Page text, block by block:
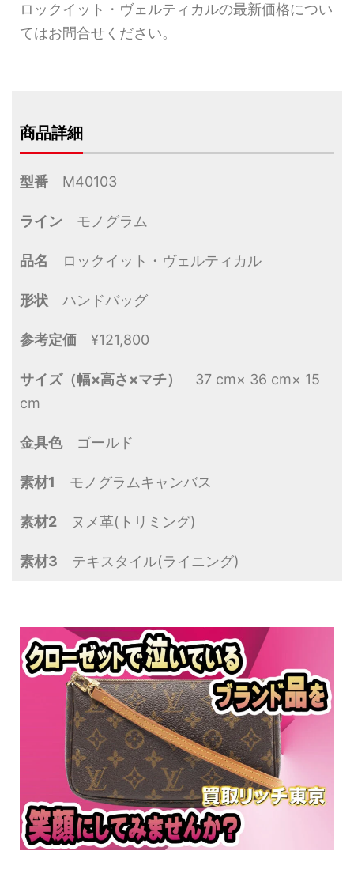
ロックイット・ヴェルティカルの最新価格につい
てはお問合せください。
商品詳細
型番 M40103
ライン モノグラム
品名 ロックイット・ヴェルティカル
形状 ハンドバッグ
参考定価 ¥121,800
サイズ（幅×高さ×マチ）
37 cm× 36 cm× 15
cm
金具色 ゴールド
素材1 モノグラムキャンバス
素材2 ヌメ革(トリミング)
素材3 テキスタイル(ライニング)